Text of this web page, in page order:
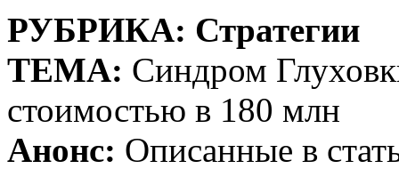
РУБРИКА: Стратегии
ТЕМА: Синдром
стоимостью в 180 млн
Анонс: Описанные в